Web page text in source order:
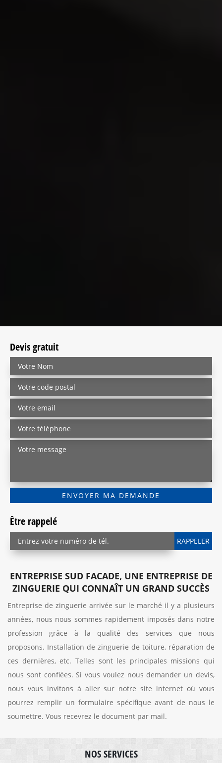
Devis gratuit
Être rappelé
ENTREPRISE SUD FACADE, UNE ENTREPRISE DE
ZINGUERIE QUI CONNAÎT UN GRAND SUCCÈS
Entreprise de zinguerie arrivée sur le marché il y a plusieurs
années, nous nous sommes rapidement imposés dans notre
profession grâce à la qualité des services que nous
proposons. Installation de zinguerie de toiture, réparation de
ces dernières, etc. Telles sont les principales missions qui
nous sont confiées. Si vous voulez nous demander un devis,
nous vous invitons à aller sur notre site internet où vous
pourrez remplir un formulaire spécifique avant de nous le
soumettre. Vous recevrez le document par mail.
NOS SERVICES